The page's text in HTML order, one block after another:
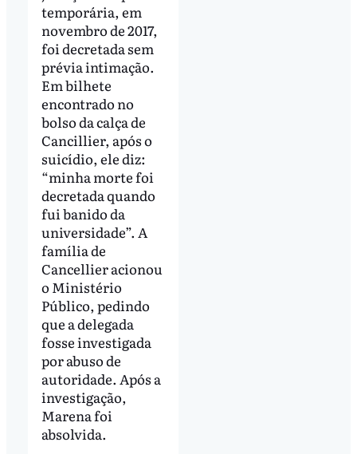
temporária, em
novembro de 2017,
foi decretada sem
prévia intimação.
Em bilhete
encontrado no
bolso da calça de
Cancillier, após o
suicídio, ele diz:
“minha morte foi
decretada quando
fui banido da
universidade”. A
família de
Cancellier acionou
o Ministério
Público, pedindo
que a delegada
fosse investigada
por abuso de
autoridade. Após a
investigação,
Marena foi
absolvida.